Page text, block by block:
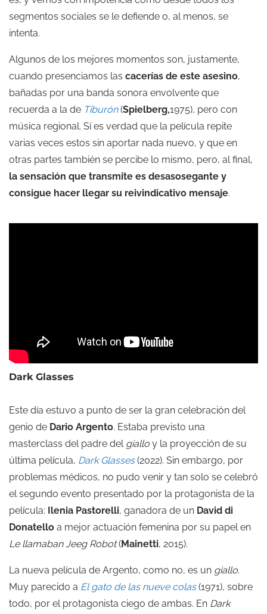
segmentos sociales se le defiende o, al menos, se
intenta.
Algunos de los mejores momentos son, justamente,
cuando presenciamos las cacerías de este asesino,
bañadas por una banda sonora envolvente que
recuerda a la de Tiburón(Spielberg,1975), pero con
música regional. Sí es verdad que la película repite
varias veces estos sin aportar nada nuevo, y que en
otras partes también se percibe lo mismo, pero, al final,
la sensación que transmite es desasosegante y
consigue hacer llegar su reivindicativo mensaje.
Dark Glasses
Este día estuvo a punto de ser la gran celebración del
genio de Dario Argento. Estaba previsto una
masterclass del padre del giallo y la proyección de su
última película, Dark Glasses (2022). Sin embargo, por
problemas médicos, no pudo venir y tan solo se celebró
el segundo evento presentado por la protagonista de la
película: Ilenia Pastorelli, ganadora de un David di
Donatello a mejor actuación femenina por su papel en
Le llamaban Jeeg Robot(Mainetti, 2015).
La nueva película de Argento, como no, es un giallo.
Muy parecido a El gato de las nueve colas(1971), sobre
todo, por el protagonista ciego de ambas. En Dark